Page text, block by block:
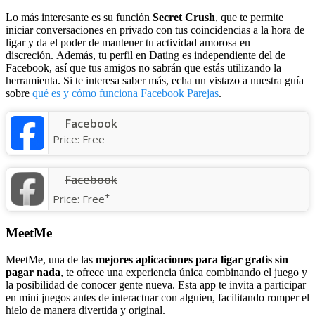
Lo más interesante es su función Secret Crush, que te permite
iniciar conversaciones en privado con tus coincidencias a la hora de
ligar y da el poder de mantener tu actividad amorosa en
discreción. Además, tu perfil en Dating es independiente del de
Facebook, así que tus amigos no sabrán que estás utilizando la
herramienta. Si te interesa saber más, echa un vistazo a nuestra guía
sobre qué es y cómo funciona Facebook Parejas.
Facebook
Price: Free
Facebook
Price: Free+
MeetMe
MeetMe, una de las mejores aplicaciones para ligar gratis sin
pagar nada, te ofrece una experiencia única combinando el juego y
la posibilidad de conocer gente nueva. Esta app te invita a participar
en mini juegos antes de interactuar con alguien, facilitando romper el
hielo de manera divertida y original.